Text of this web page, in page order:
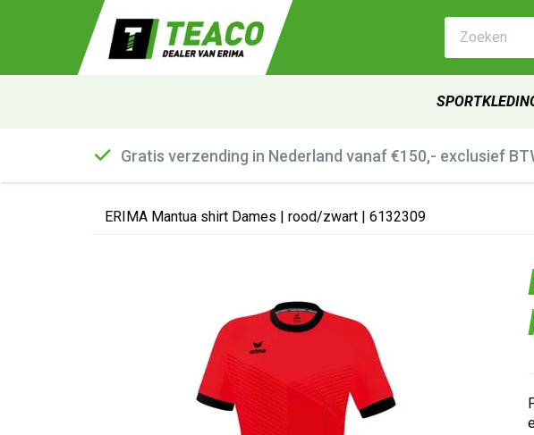
Gratis verzending in Nederland vanaf €150,- exclusief
ERIMA Mantua shirt Dames | rood/zwart | 6132309